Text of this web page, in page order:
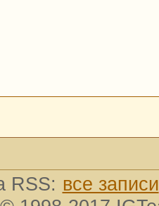
RSS: все записи